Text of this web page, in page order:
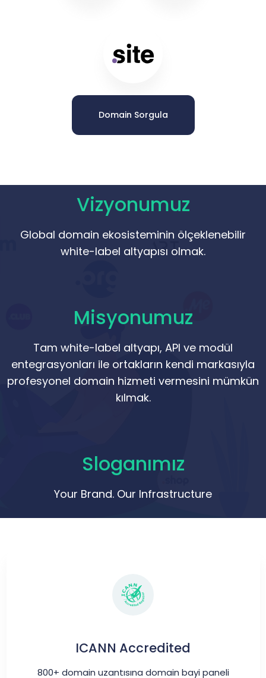
Domain Sorgula
Vizyonumuz
Global domain ekosisteminin ölçeklenebilir
white-label altyapısı olmak.
Misyonumuz
Tam white-label altyapı, API ve modül
entegrasyonları ile ortakların kendi markasıyla
profesyonel domain hizmeti vermesini mümkün
kılmak.
Sloganımız
Your Brand. Our Infrastructure
ICANN Accredited
800+ domain uzantısına domain bayi paneli